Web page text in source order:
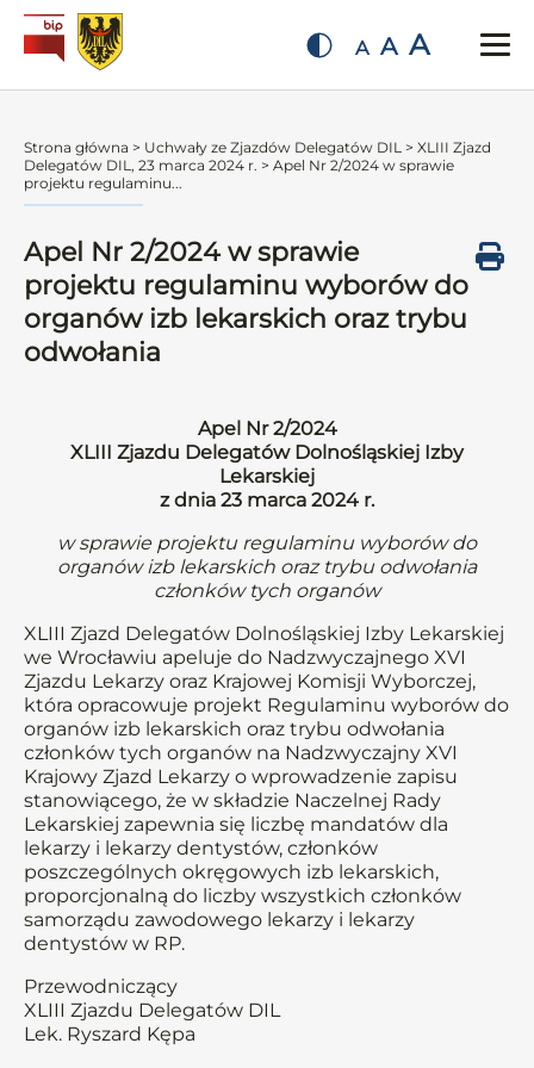
A A A
Strona główna > Uchwały ze Zjazdów Delegatów DIL > XLIII Zjazd
Delegatów DIL, 23 marca 2024 r. > Apel Nr 2/2024 w sprawie
projektu regulaminu...
Apel Nr 2/2024 w sprawie
projektu regulaminu wyborów do
organów izb lekarskich oraz trybu
odwołania
Apel Nr 2/2024
XLIII Zjazdu Delegatów Dolnośląskiej Izby
Lekarskiej
z dnia 23 marca 2024 r.
w sprawie projektu regulaminu wyborów do
organów izb lekarskich oraz trybu odwołania
członków tych organów
XLIII Zjazd Delegatów Dolnośląskiej Izby Lekarskiej
we Wrocławiu apeluje do Nadzwyczajnego XVI
Zjazdu Lekarzy oraz Krajowej Komisji Wyborczej,
która opracowuje projekt Regulaminu wyborów do
organów izb lekarskich oraz trybu odwołania
członków tych organów na Nadzwyczajny XVI
Krajowy Zjazd Lekarzy o wprowadzenie zapisu
stanowiącego, że w składzie Naczelnej Rady
Lekarskiej zapewnia się liczbę mandatów dla
lekarzy i lekarzy dentystów, członków
poszczególnych okręgowych izb lekarskich,
proporcjonalną do liczby wszystkich członków
samorządu zawodowego lekarzy i lekarzy
dentystów w RP.
Przewodniczący
XLIII Zjazdu Delegatów DIL
Lek. Ryszard Kępa